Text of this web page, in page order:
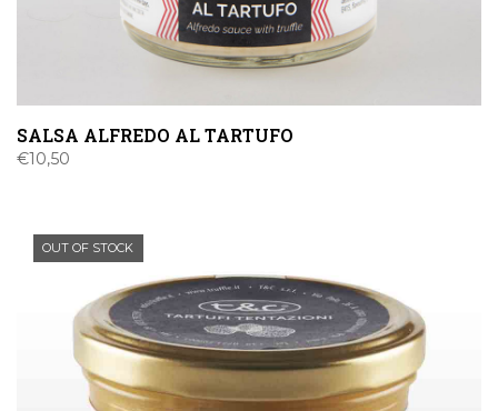
SALSA ALFREDO AL TARTUFO
€10,50
OUT OF STOCK